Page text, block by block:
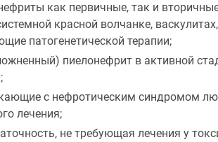
как первичные, так и
красной волчанке,
патогенетической терапии;
пиелонефрит в активной
с нефротическим синдромом
лечения;
не требующая лечения у